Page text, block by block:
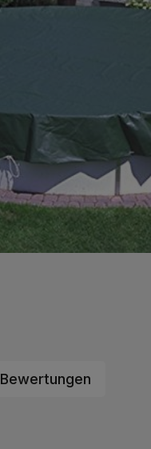
Bewertungen